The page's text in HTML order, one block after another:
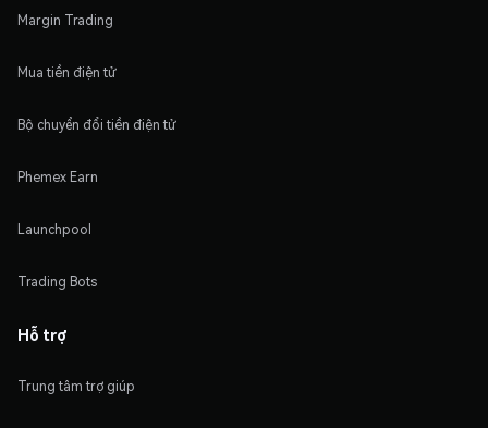
Margin Trading
Mua tiền điện tử
Bộ chuyển đổi tiền điện tử
Phemex Earn
Launchpool
Trading Bots
Hỗ trợ
Trung tâm trợ giúp